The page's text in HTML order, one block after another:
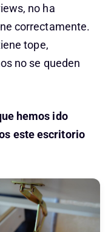
no ha
correctamente.
tope,
no se queden
hemos ido
este escritorio